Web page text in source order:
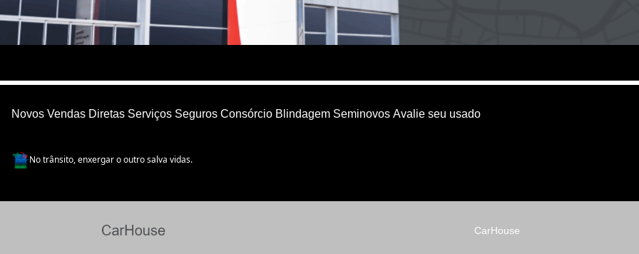
Novos Vendas Diretas Serviços Seguros Consórcio Blindagem Seminovos Avalie seu usado
No trânsito, enxergar o outro salva vidas.
CarHouse